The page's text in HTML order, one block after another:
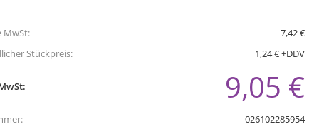
MwSt:
7,42 €
Stückpreis:
1,24 € +DDV
9,05 €
026102285954